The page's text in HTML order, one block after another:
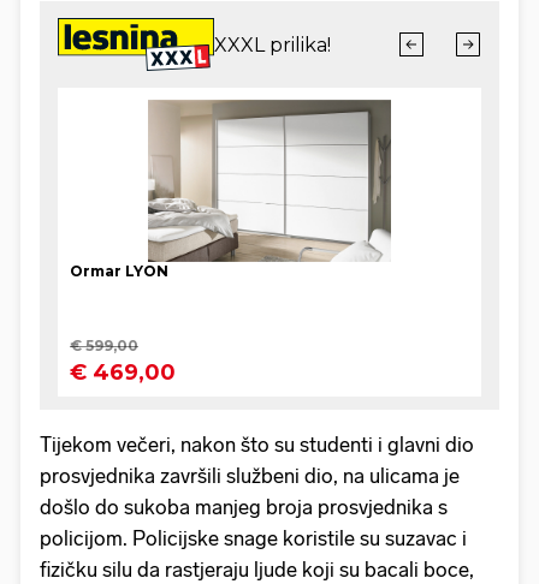
Tijekom večeri, nakon što su studenti i glavni dio
prosvjednika završili službeni dio, na ulicama je
došlo do sukoba manjeg broja prosvjednika s
policijom. Policijske snage koristile su suzavac i
fizičku silu da rastjeraju ljude koji su bacali boce,